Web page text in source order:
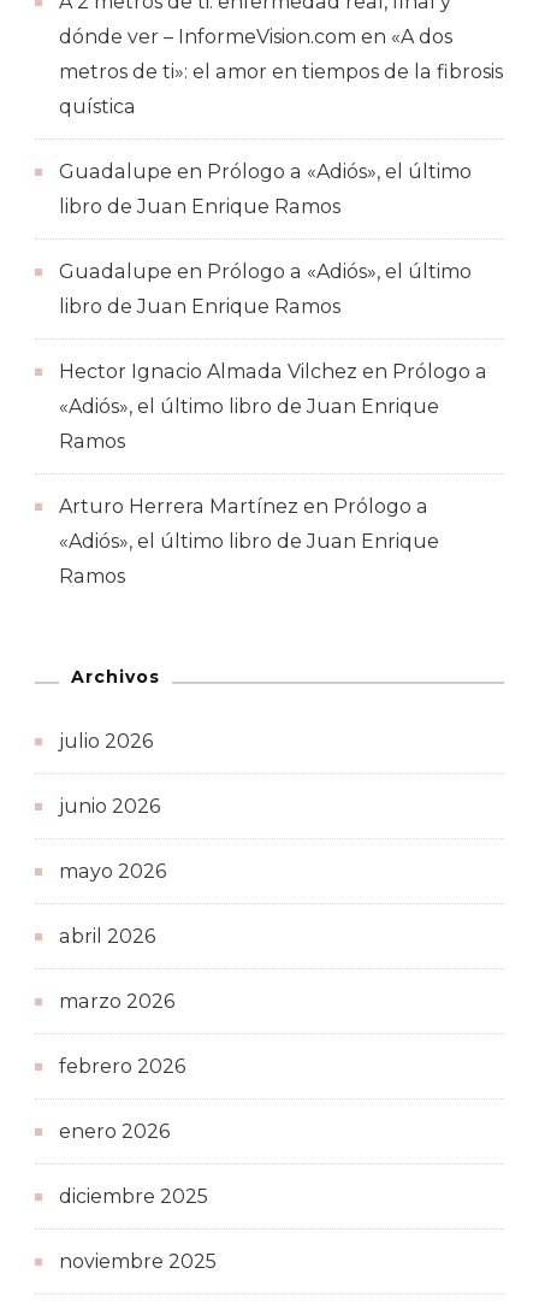
dónde ver – InformeVision.com en «A dos
metros de ti»: el amor en tiempos de la fibrosis
quística
Guadalupe en Prólogo a «Adiós», el último
libro de Juan Enrique Ramos
Guadalupe en Prólogo a «Adiós», el último
libro de Juan Enrique Ramos
Hector Ignacio Almada Vilchez en Prólogo a
«Adiós», el último libro de Juan Enrique
Ramos
Arturo Herrera Martínez en Prólogo a
«Adiós», el último libro de Juan Enrique
Ramos
Archivos
julio 2026
junio 2026
mayo 2026
abril 2026
marzo 2026
febrero 2026
enero 2026
diciembre 2025
noviembre 2025